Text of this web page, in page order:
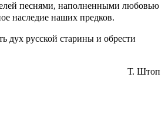
песнями, наполненными любовью
наследие наших предков.
дух русской старины и обрести
Т. Штоп